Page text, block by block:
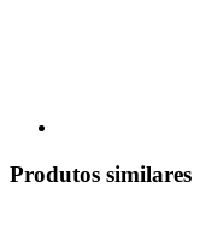
Produtos similares